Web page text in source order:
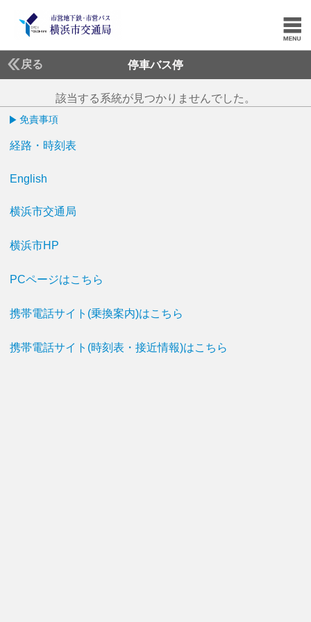
戻る 停車バス停
該当する系統が見つかりませんでした。
免責事項
経路・時刻表
English
横浜市交通局
横浜市HP
PCページはこちら
携帯電話サイト(乗換案内)はこちら
携帯電話サイト(時刻表・接近情報)はこちら